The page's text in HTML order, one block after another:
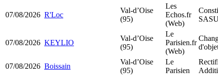
07/08/2026 R'Loc
Val-d’Oise
(95)
Les
Echos.fr
(Web)
07/08/2026 KEYLIO
Val-d’Oise
(95)
Le
Parisien.fr
(Web)
07/08/2026 Boissain
Val-d’Oise
(95)
Le
Parisien